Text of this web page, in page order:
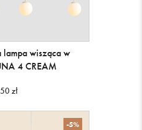
lampa wisząca w
4 CREAM
zł
-5%